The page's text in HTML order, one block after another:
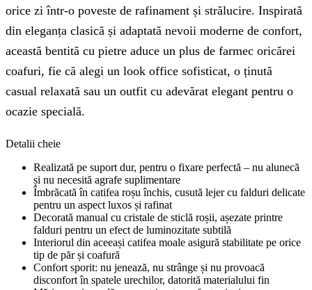
orice zi într-o poveste de rafinament și strălucire. Inspirată
din eleganța clasică și adaptată nevoii moderne de confort,
această bentită cu pietre aduce un plus de farmec oricărei
coafuri, fie că alegi un look office sofisticat, o ținută
casual relaxată sau un outfit cu adevărat elegant pentru o
ocazie specială.
Detalii cheie
Realizată pe suport dur, pentru o fixare perfectă – nu alunecă
și nu necesită agrafe suplimentare
Îmbrăcată în catifea roșu închis, cusută lejer cu falduri delicate
pentru un aspect luxos și rafinat
Decorată manual cu cristale de sticlă roșii, așezate printre
falduri pentru un efect de luminozitate subtilă
Interiorul din aceeași catifea moale asigură stabilitate pe orice
tip de păr și coafură
Confort sporit: nu jenează, nu strânge și nu provoacă
disconfort în spatele urechilor, datorită materialului fin